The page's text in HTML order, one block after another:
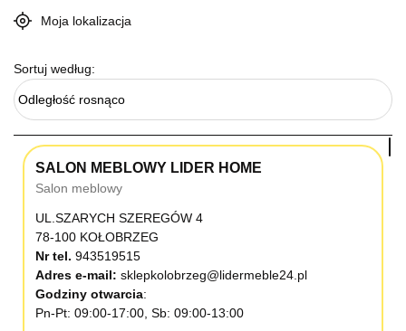
Moja lokalizacja
Sortuj według:
Odległość rosnąco
SALON MEBLOWY LIDER HOME
Salon meblowy
UL.SZARYCH SZEREGÓW 4
78-100 KOŁOBRZEG
Nr tel. 943519515
Adres e-mail: sklepkolobrzeg@lidermeble24.pl
Godziny otwarcia
Pn-Pt: 09:00-17:00, Sb: 09:00-13:00